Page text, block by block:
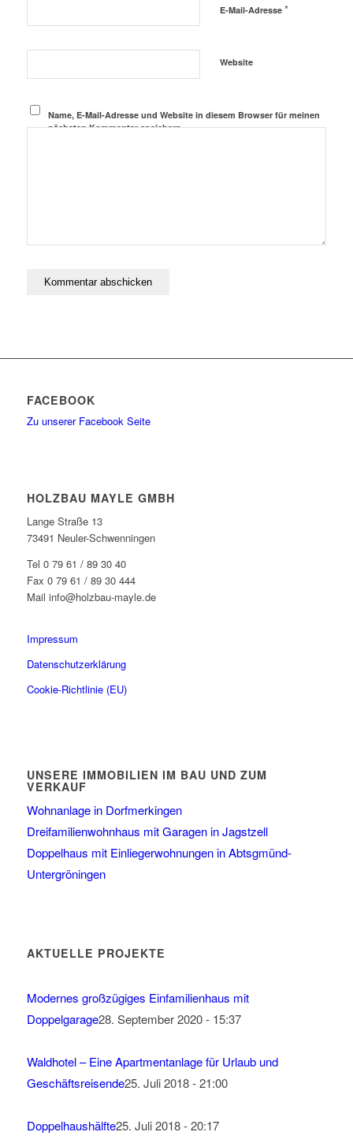
E-Mail-Adresse *
Website
Name, E-Mail-Adresse und Website in diesem Browser für meinen
nächsten Kommentar speichern.
FACEBOOK
Zu unserer Facebook Seite
HOLZBAU MAYLE GMBH
Lange Straße 13
73491 Neuler-Schwenningen
Tel 0 79 61 / 89 30 40
Fax 0 79 61 / 89 30 444
Mail info@holzbau-mayle.de
Impressum
Datenschutzerklärung
Cookie-Richtlinie (EU)
UNSERE IMMOBILIEN IM BAU UND ZUM
VERKAUF
Wohnanlage in Dorfmerkingen
Dreifamilienwohnhaus mit Garagen in Jagstzell
Doppelhaus mit Einliegerwohnungen in Abtsgmünd-
Untergröningen
AKTUELLE PROJEKTE
Modernes großzügiges Einfamilienhaus mit
Doppelgarage28. September 2020 - 15:37
Waldhotel – Eine Apartmentanlage für Urlaub und
Geschäftsreisende25. Juli 2018 - 21:00
Doppelhaushälfte25. Juli 2018 - 20:17